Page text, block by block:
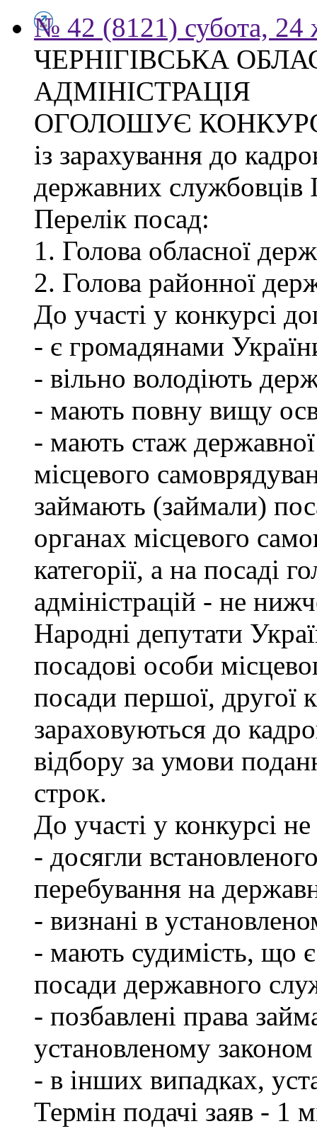
№ 42 (8121) субота, 24
ЧЕРНІГІВСЬКА
АДМІНІСТРАЦІЯ
ОГОЛОШУЄ
із зарахування до
державних службовців
Перелік посад:
1. Голова обласної
2. Голова районної
До участі у конкурсі
- є громадянами
- вільно володіють
- мають повну вищу
- мають стаж
місцевого
займають (займали)
органах місцевого
категорії, а на посаді
адміністрацій - не
Народні депутати
посадові особи
посади першої, другої
зараховуються до
відбору за умови
строк.
До участі у конкурсі
- досягли
перебування на
- визнані в
- мають судимість, що
посади державного
- позбавлені права
установленому
- в інших випадках,
Термін подачі заяв - 1